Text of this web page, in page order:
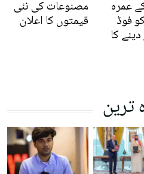
عمرہ
فوڈ
کا
مصنوعات کی نئی
قیمتوں کا اعلان
ترین